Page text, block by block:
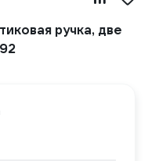
ручка, две